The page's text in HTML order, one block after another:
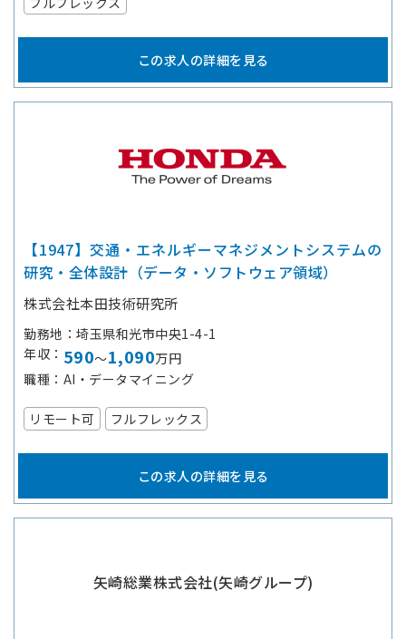
この求人の詳細を見る
【1947】交通・エネルギーマネジメントシステムの
研究・全体設計（データ・ソフトウェア領域）
株式会社本田技術研究所
勤務地
埼玉県和光市中央1-4-1
年収
590～1,090万円
職種
AI・データマイニング
リモート可 フルフレックス
この求人の詳細を見る
矢崎総業株式会社(矢崎グループ)